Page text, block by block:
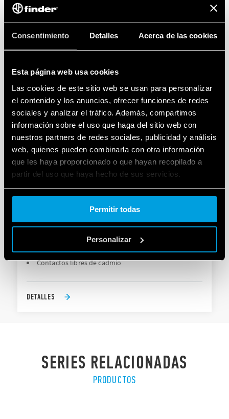
Consentimiento Detalles Acerca de las cookies
Esta página web usa cookies
Las cookies de este sitio web se usan para personalizar
el contenido y los anuncios, ofrecer funciones de redes
sociales y analizar el tráfico. Además, compartimos
información sobre el uso que haga del sitio web con
nuestros partners de redes sociales, publicidad y análisis
web, quienes pueden combinarla con otra información
que les haya proporcionado o que hayan recopilado a
partir del uso que haya hecho de sus servicios.
Cookie policy.
Permitir todas
Personalizar
Ajuste de sensibilidad de 1 a 80 lux.
Sensibilidad fija 10 lux (± 20%) - (tipo 10.61)
DETALLES
TIPO 10.61 - RELÉ CREPUSCULAR
Sensibilidad fija 10 lux (± 20%) - (tipo 10.61)
Contactos libres de cadmio
DETALLES
SERIES RELACIONADAS
PRODUCTOS